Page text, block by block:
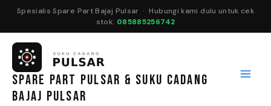
Spesialis Spare Part Bajaj Pulsar · Hubungi kami dulu untuk cek
stok: 085885256742
Lewati
konten
SPARE PART PULSAR & SUKU CADANG
BAJAJ PULSAR